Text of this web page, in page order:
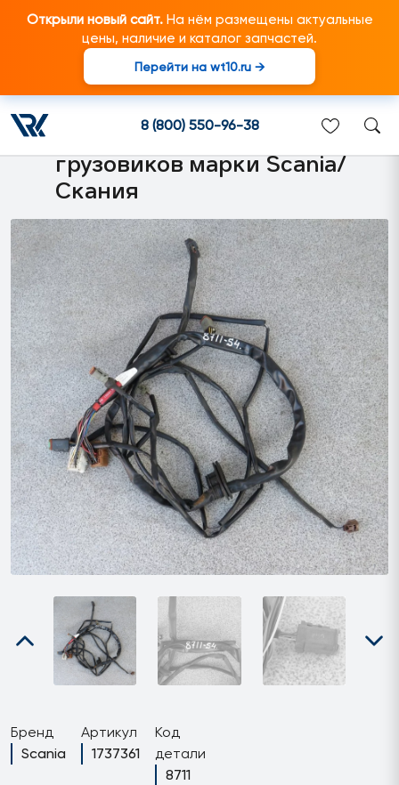
Открыли новый сайт.На нём размещены актуальные
цены, наличие и каталог запчастей.
Перейти на wt10.ru →
8 (800) 550-96-38
1737361 Жгут
электропроводки ACC. AC
(PRT) (CP,CR) подходит для
грузовиков марки Scania/
Скания
Бренд
Scania
Артикул
1737361
Код
детали
8711